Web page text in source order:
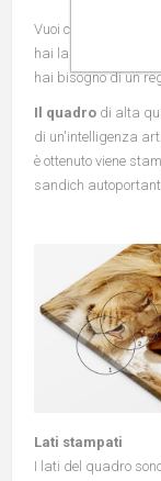
Vuoi cambiare
hai la sensazione
hai bisogno di un
Il quadro di alta
di un'intelligenza
è ottenuto viene
sandich
Lati stampati
I lati del quadro